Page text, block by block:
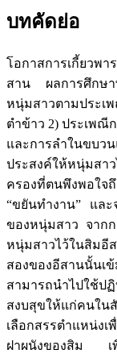
บทคัดย่อ
โอกาสการเกี้ยวพ
สาน ผลการศึกษา
หนุ่มสาวตามประเ
ตำข้าว 2) ประเพณี
และการลำในขบ
ประสงค์ให้หนุ่มสา
ครองที่ตนพึงพอใ
“ขยันทำงาน” แล
ของหนุ่มสาว จากก
หนุ่มสาวไว้ในสิมอี
สองของอีสานนั้น
สามารถนำไปใช้ป
สงบสุขให้แก่คนใ
เลือกสรรตำแหน่ง
ฝาผนังของสิม เพื่